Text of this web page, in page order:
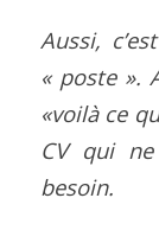
Aussi,
« poste ».
«voilà ce
CV qui
besoin.